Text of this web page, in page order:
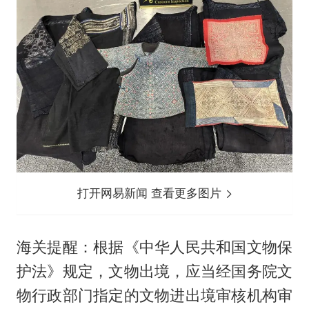
打开网易新闻 查看更多图片
海关提醒：根据《中华人民共和国文物保
护法》规定，文物出境，应当经国务院文
物行政部门指定的文物进出境审核机构审